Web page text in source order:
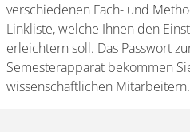
verschiedenen Fach- und
Linkliste, welche Ihnen den
erleichtern soll. Das Passwort
Semesterapparat bekommen
wissenschaftlichen Mitarbeitern.